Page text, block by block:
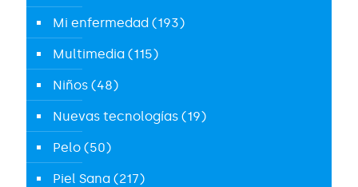
Mi enfermedad (193)
Multimedia (115)
Niños (48)
Nuevas tecnologías (19)
Pelo (50)
Piel Sana (217)